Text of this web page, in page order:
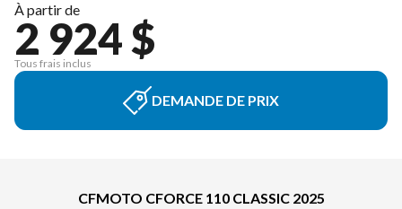
À partir de
2 924 $
Tous frais inclus
DEMANDE DE PRIX
CFMOTO CFORCE 110 CLASSIC 2025